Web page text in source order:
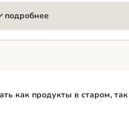
подробнее
как продукты в старом, так